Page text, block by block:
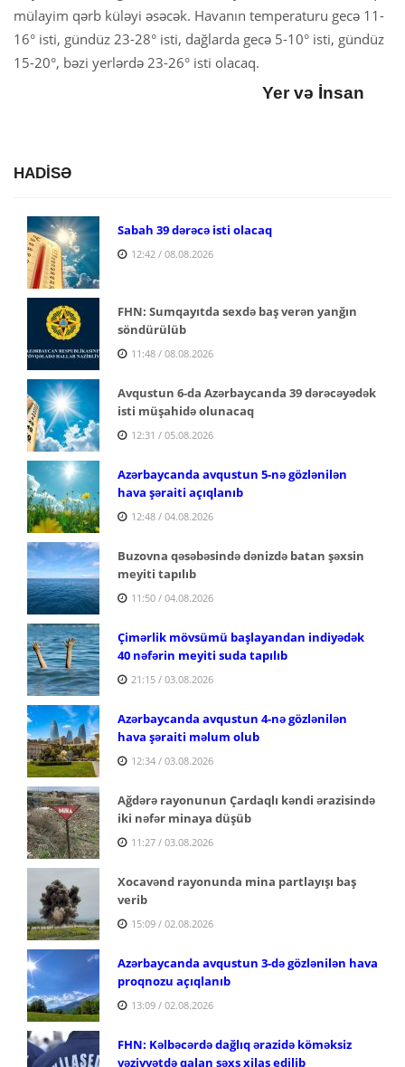
mülayim qərb küləyi əsəcək. Havanın temperaturu gecə 11-
16° isti, gündüz 23-28° isti, dağlarda gecə 5-10° isti, gündüz
15-20°, bəzi yerlərdə 23-26° isti olacaq.
Yer və İnsan
HADİSƏ
Sabah 39 dərəcə isti olacaq
12:42 / 08.08.2026
FHN: Sumqayıtda sexdə baş verən yanğın
söndürülüb
11:48 / 08.08.2026
Avqustun 6-da Azərbaycanda 39 dərəcəyədək
isti müşahidə olunacaq
12:31 / 05.08.2026
Azərbaycanda avqustun 5-nə gözlənilən
hava şəraiti açıqlanıb
12:48 / 04.08.2026
Buzovna qəsəbəsində dənizdə batan şəxsin
meyiti tapılıb
11:50 / 04.08.2026
Çimərlik mövsümü başlayandan indiyədək
40 nəfərin meyiti suda tapılıb
21:15 / 03.08.2026
Azərbaycanda avqustun 4-nə gözlənilən
hava şəraiti məlum olub
12:34 / 03.08.2026
Ağdərə rayonunun Çardaqlı kəndi ərazisində
iki nəfər minaya düşüb
11:27 / 03.08.2026
Xocavənd rayonunda mina partlayışı baş
verib
15:09 / 02.08.2026
Azərbaycanda avqustun 3-də gözlənilən hava
proqnozu açıqlanıb
13:09 / 02.08.2026
FHN: Kəlbəcərdə dağlıq ərazidə köməksiz
vəziyyətdə qalan şəxs xilas edilib